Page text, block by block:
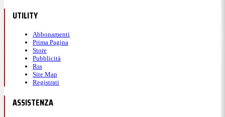
UTILITY
Abbonamenti
Prima Pagina
Store
Pubblicità
Rss
Site Map
Registrati
ASSISTENZA